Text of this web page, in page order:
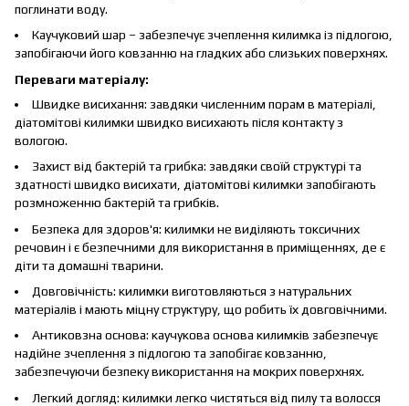
поглинати воду.
Каучуковий шар – забезпечує зчеплення килимка із підлогою,
запобігаючи його ковзанню на гладких або слизьких поверхнях.
Переваги матеріалу:
Швидке висихання: завдяки численним порам в матеріалі,
діатомітові килимки швидко висихають після контакту з
вологою.
Захист від бактерій та грибка: завдяки своїй структурі та
здатності швидко висихати, діатомітові килимки запобігають
розмноженню бактерій та грибків.
Безпека для здоров'я: килимки не виділяють токсичних
речовин і є безпечними для використання в приміщеннях, де є
діти та домашні тварини.
Довговічність: килимки виготовляються з натуральних
матеріалів і мають міцну структуру, що робить їх довговічними.
Антиковзна основа: каучукова основа килимків забезпечує
надійне зчеплення з підлогою та запобігає ковзанню,
забезпечуючи безпеку використання на мокрих поверхнях.
Легкий догляд: килимки легко чистяться від пилу та волосся